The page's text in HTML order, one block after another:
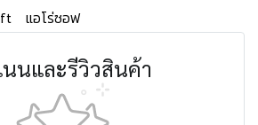
แอโร่ซอฟ
นและรีวิวสินค้า